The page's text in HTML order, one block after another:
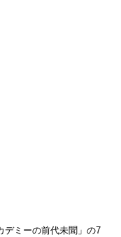
デミーの前代未聞」の7